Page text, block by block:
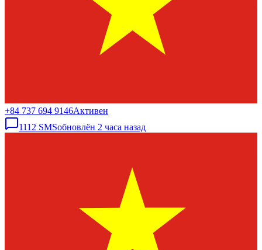
+84 737 694 9146Активен
1112 SMSобновлён 2 часа назад